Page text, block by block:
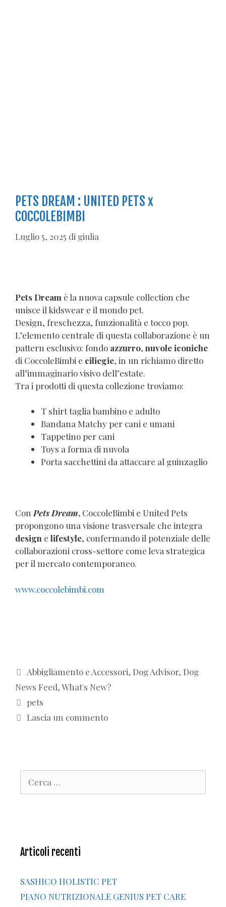
PETS DREAM : UNITED PETS x
COCCOLEBIMBI
Luglio 5, 2025 di giulia
Pets Dream è la nuova capsule collection che
unisce il kidswear e il mondo pet.
Design, freschezza, funzionalità e tocco pop.
L’elemento centrale di questa collaborazione è un
pattern esclusivo: fondo azzurro, nuvole iconiche
di CoccoleBimbi e ciliegie, in un richiamo diretto
all’immaginario visivo dell’estate.
Tra i prodotti di questa collezione troviamo:
T shirt taglia bambino e adulto
Bandana Matchy per cani e umani
Tappetino per cani
Toys a forma di nuvola
Porta sacchettini da attaccare al guinzaglio
Con Pets Dream, CoccoleBimbi e United Pets
propongono una visione trasversale che integra
design e lifestyle, confermando il potenziale delle
collaborazioni cross-settore come leva strategica
per il mercato contemporaneo.
www.coccolebimbi.com
Categorie
Abbigliamento e Accessori, Dog Advisor, Dog
News Feed,What's New?
Tag
pets
Lascia un commento
per:
Articoli recenti
SASHICO HOLISTIC PET
PIANO NUTRIZIONALE GENIUS PET CARE